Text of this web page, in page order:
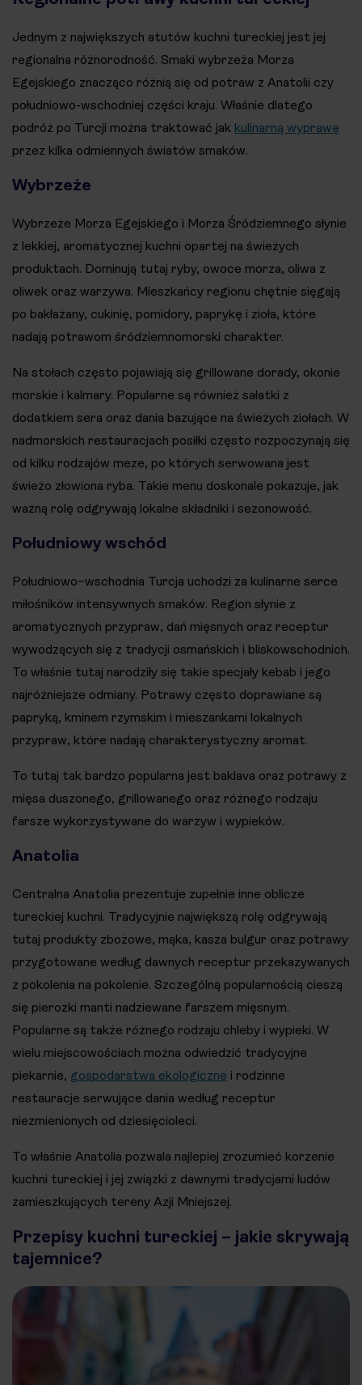
Jednym z największych atutów kuchni tureckiej jest jej
regionalna różnorodność. Smaki wybrzeża Morza
Egejskiego znacząco różnią się od potraw z Anatolii czy
południowo-wschodniej części kraju. Właśnie dlatego
podróż po Turcji można traktować jak kulinarną wyprawę
przez kilka odmiennych światów smaków.
Wybrzeże
Wybrzeże Morza Egejskiego i Morza Śródziemnego słynie
z lekkiej, aromatycznej kuchni opartej na świeżych
produktach. Dominują tutaj ryby, owoce morza, oliwa z
oliwek oraz warzywa. Mieszkańcy regionu chętnie sięgają
po bakłażany, cukinię, pomidory, paprykę i zioła, które
nadają potrawom śródziemnomorski charakter.
Na stołach często pojawiają się grillowane dorady, okonie
morskie i kalmary. Popularne są również sałatki z
dodatkiem sera oraz dania bazujące na świeżych ziołach. W
nadmorskich restauracjach posiłki często rozpoczynają się
od kilku rodzajów meze, po których serwowana jest
świeżo złowiona ryba. Takie menu doskonale pokazuje, jak
ważną rolę odgrywają lokalne składniki i sezonowość.
Południowy wschód
Południowo–wschodnia Turcja uchodzi za kulinarne serce
miłośników intensywnych smaków. Region słynie z
aromatycznych przypraw, dań mięsnych oraz receptur
wywodzących się z tradycji osmańskich i bliskowschodnich.
To właśnie tutaj narodziły się takie specjały kebab i jego
najróżniejsze odmiany. Potrawy często doprawiane są
papryką, kminem rzymskim i mieszankami lokalnych
przypraw, które nadają charakterystyczny aromat.
To tutaj tak bardzo popularna jest baklava oraz potrawy z
mięsa duszonego, grillowanego oraz różnego rodzaju
farsze wykorzystywane do warzyw i wypieków.
Anatolia
Centralna Anatolia prezentuje zupełnie inne oblicze
tureckiej kuchni. Tradycyjnie największą rolę odgrywają
tutaj produkty zbożowe, mąka, kasza bulgur oraz potrawy
przygotowane według dawnych receptur przekazywanych
z pokolenia na pokolenie. Szczególną popularnością cieszą
się pierożki manti nadziewane farszem mięsnym.
Popularne są także różnego rodzaju chleby i wypieki. W
wielu miejscowościach można odwiedzić tradycyjne
piekarnie, gospodarstwa ekologiczne i rodzinne
restauracje serwujące dania według receptur
niezmienionych od dziesięcioleci.
To właśnie Anatolia pozwala najlepiej zrozumieć korzenie
kuchni tureckiej i jej związki z dawnymi tradycjami ludów
zamieszkujących tereny Azji Mniejszej.
Przepisy kuchni tureckiej – jakie skrywają
tajemnice?